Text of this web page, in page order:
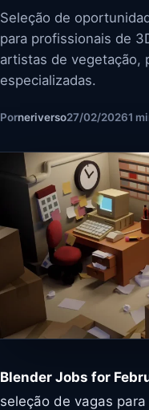
Seleção de
para profissionais de
artistas de vegetação,
especializadas.
Porneriverso27/02/20261
Blender Jobs for
seleção de vagas